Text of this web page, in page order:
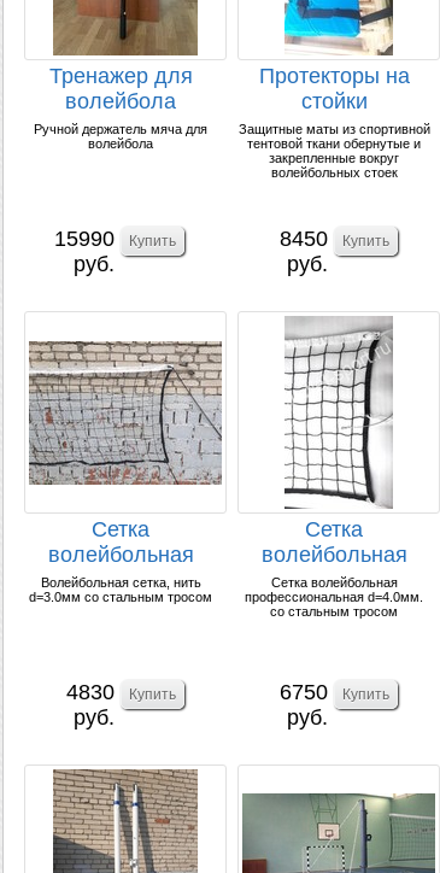
Тренажер для
волейбола
Ручной держатель мяча для
волейбола
15990
руб.
Протекторы на
стойки
волейбольные
(комплект для...
Защитные маты из спортивной
тентовой ткани обернутые и
закрепленные вокруг
волейбольных стоек
8450
руб.
Сетка
волейбольная
ТРЕНИРОВОЧНАЯ
d=3.0мм с тросом.
Волейбольная сетка, нить
d=3.0мм со стальным тросом
4830
руб.
Сетка
волейбольная
ПРОФ d=4.0мм с
тросом.
Сетка волейбольная
профессиональная d=4.0мм.
со стальным тросом
6750
руб.